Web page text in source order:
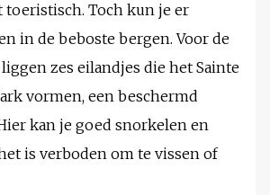
toeristisch. Toch kun je er
in de beboste bergen. Voor de
zes eilandjes die het Sainte
vormen, een beschermd
kan je goed snorkelen en
is verboden om te vissen of